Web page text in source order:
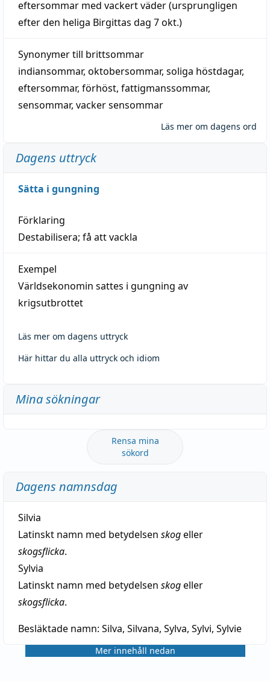
eftersommar med vackertväder(ursprungligen
efter den heliga Birgittas dag 7 okt.)
Synonymer till brittsommar
indiansommar, oktobersommar, soliga höstdagar,
eftersommar, förhöst, fattigmanssommar,
sensommar, vacker sensommar
Läs mer om dagens ord
Dagens uttryck
Sätta i gungning
Förklaring
Destabilisera; få att vackla
Exempel
Världsekonomin sattes i gungning av
krigsutbrottet
Läs mer om dagens uttryck
Här hittar du alla uttryck och idiom
Mina sökningar
Rensa mina
sökord
Dagens namnsdag
Silvia
Latinskt namn med betydelsen skogeller
skogsflicka.
Sylvia
Latinskt namn med betydelsen skogeller
skogsflicka.
Besläktade namn: Silva, Silvana, Sylva, Sylvi, Sylvie
Mer innehåll nedan